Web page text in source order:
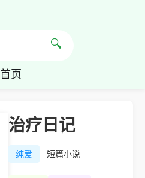
首页
🔍
治疗日记
纯爱 短篇小说